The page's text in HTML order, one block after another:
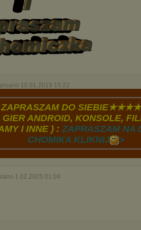
internetowej w
plików cookies na
pliki cookies,
przeglądarki
10.01.2019 15:22
DO
ANDROID, KONSOLE,
I INNE ) : ZAPRASZAM NA
CHOMIKA KLIKNIJ
>
1.02.2025 01:04